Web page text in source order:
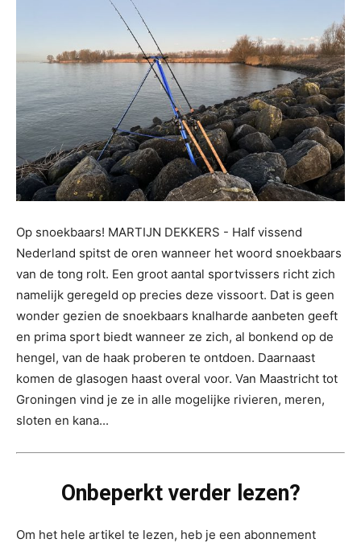
Op snoekbaars! MARTIJN DEKKERS - Half vissend
Nederland spitst de oren wanneer het woord snoekbaars
van de tong rolt. Een groot aantal sportvissers richt zich
namelijk geregeld op precies deze vissoort. Dat is geen
wonder gezien de snoekbaars knalharde aanbeten geeft
en prima sport biedt wanneer ze zich, al bonkend op de
hengel, van de haak proberen te ontdoen. Daarnaast
komen de glasogen haast overal voor. Van Maastricht tot
Groningen vind je ze in alle mogelijke rivieren, meren,
sloten en kana...
Onbeperkt verder lezen?
Om het hele artikel te lezen, heb je een abonnement